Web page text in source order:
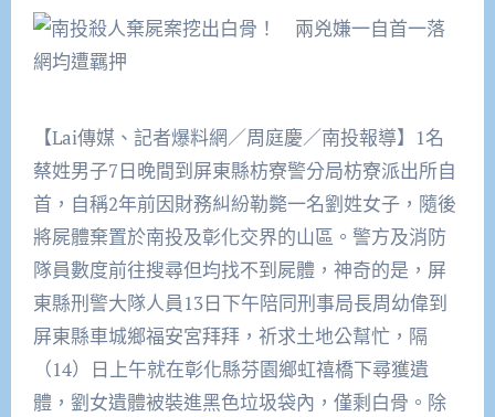
【Lai傳媒、記者爆料網／周庭慶／南投報導】1名
蔡姓男子7日晚間到屏東縣枋寮警分局枋寮派出所自
首，自稱2年前因財務糾紛勒斃一名劉姓女子，隨後
將屍體棄置於南投及彰化交界的山區。警方及消防
隊員數度前往搜尋但均找不到屍體，神奇的是，屏
東縣刑警大隊人員13日下午陪同刑事局長周幼偉到
屏東縣車城鄉福安宮拜拜，祈求土地公幫忙，隔
（14）日上午就在彰化縣芬園鄉虹禧橋下尋獲遺
體，劉女遺體被裝進黑色垃圾袋內，僅剩白骨。除